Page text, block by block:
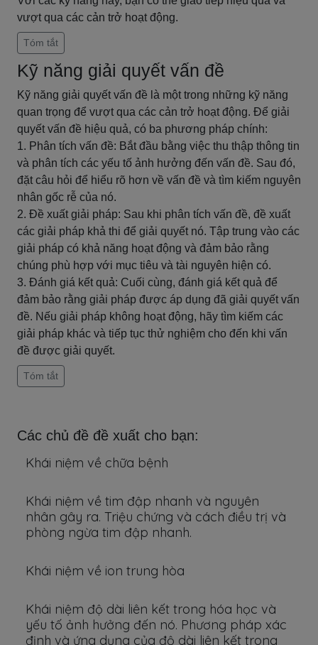
vượt qua các cản trở hoạt động.
Tóm tắt
Kỹ năng giải quyết vấn đề
Kỹ năng giải quyết vấn đề là một trong những kỹ năng
quan trọng để vượt qua các cản trở hoạt động. Để giải
quyết vấn đề hiệu quả, có ba phương pháp chính:
1. Phân tích vấn đề: Bắt đầu bằng việc thu thập thông tin
và phân tích các yếu tố ảnh hưởng đến vấn đề. Sau đó,
đặt câu hỏi để hiểu rõ hơn về vấn đề và tìm kiếm nguyên
nhân gốc rễ của nó.
2. Đề xuất giải pháp: Sau khi phân tích vấn đề, đề xuất
các giải pháp khả thi để giải quyết nó. Tập trung vào các
giải pháp có khả năng hoạt động và đảm bảo rằng
chúng phù hợp với mục tiêu và tài nguyên hiện có.
3. Đánh giá kết quả: Cuối cùng, đánh giá kết quả để
đảm bảo rằng giải pháp được áp dụng đã giải quyết vấn
đề. Nếu giải pháp không hoạt động, hãy tìm kiếm các
giải pháp khác và tiếp tục thử nghiệm cho đến khi vấn
đề được giải quyết.
Tóm tắt
Các chủ đề đề xuất cho bạn:
Khái niệm về chữa bệnh
Khái niệm về tim đập nhanh và nguyên
nhân gây ra. Triệu chứng và cách điều trị và
phòng ngừa tim đập nhanh.
Khái niệm về ion trung hòa
Khái niệm độ dài liên kết trong hóa học và
yếu tố ảnh hưởng đến nó. Phương pháp xác
định và ứng dụng của độ dài liên kết trong